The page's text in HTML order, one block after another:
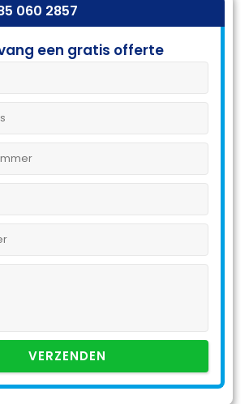
060 2857
een gratis offerte
VERZENDEN